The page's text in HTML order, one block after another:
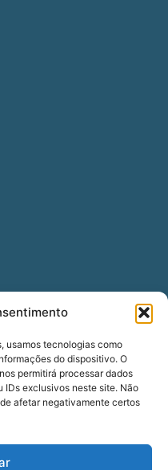
usamos tecnologias como
do dispositivo. O
permitirá processar dados
exclusivos neste site. Não
afetar negativamente certos
(Whatsapp)
Crysthyan Carlos
- AL - CEP: